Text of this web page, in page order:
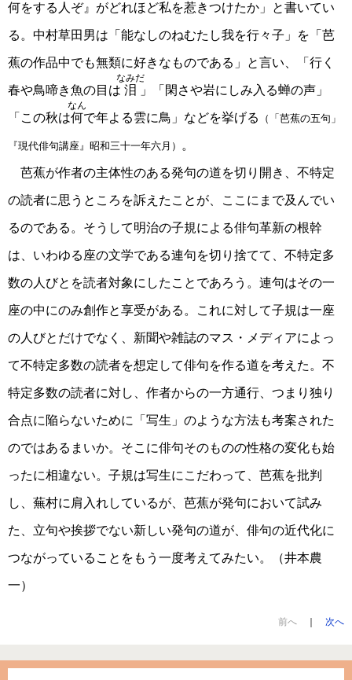
何をする人ぞ』がどれほど私を惹きつけたか」と書いてい
る。中村草田男は「能なしのねむたし我を行々子」を「芭
蕉の作品中でも無類に好きなものである」と言い、「行く
春や鳥啼き魚の目は 泪
なみだ
」「閑さや岩にしみ入る蝉の声」
「この秋は何
なん
で年よる雲に鳥」などを挙げる （「芭蕉の五句」
『現代俳句講座』昭和三十一年六月） 。
芭蕉が作者の主体性のある発句の道を切り開き、不特定
の読者に思うところを訴えたことが、ここにまで及んでい
るのである。そうして明治の子規による俳句革新の根幹
は、いわゆる座の文学である連句を切り捨てて、不特定多
数の人びとを読者対象にしたことであろう。連句はその一
座の中にのみ創作と享受がある。これに対して子規は一座
の人びとだけでなく、新聞や雑誌のマス・メディアによっ
て不特定多数の読者を想定して俳句を作る道を考えた。不
特定多数の読者に対し、作者からの一方通行、つまり独り
合点に陥らないために「写生」のような方法も考案された
のではあるまいか。そこに俳句そのものの性格の変化も始
ったに相違ない。子規は写生にこだわって、芭蕉を批判
し、蕪村に肩入れしているが、芭蕉が発句において試み
た、立句や挨拶でない新しい発句の道が、俳句の近代化に
つながっていることをもう一度考えてみたい。（井本農
一）
前へ 次へ